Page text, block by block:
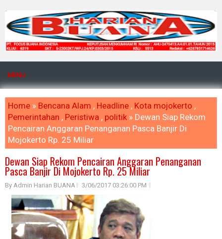
MENU
Home » Bencana Alam , Headline , Kota mojokerto ,
Pemerintahan , Peristiwa , politik » Dewan Siap Rekom
Pencairan Anggaran Penanganan Pasca Banjir Di
Mojokerto Rp. 25 Miliar
Dewan Siap Rekom Pencairan Anggaran Penanganan
Pasca Banjir Di Mojokerto Rp. 25 Miliar
By Admin Harian BUANA 3/06/2017 03:26:00 PM